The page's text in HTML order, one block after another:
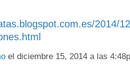
2014/
el diciembre 15, 2014 a las